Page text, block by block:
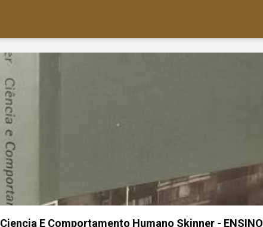
Ciencia E Comportamento Humano Skinner - ENSINO